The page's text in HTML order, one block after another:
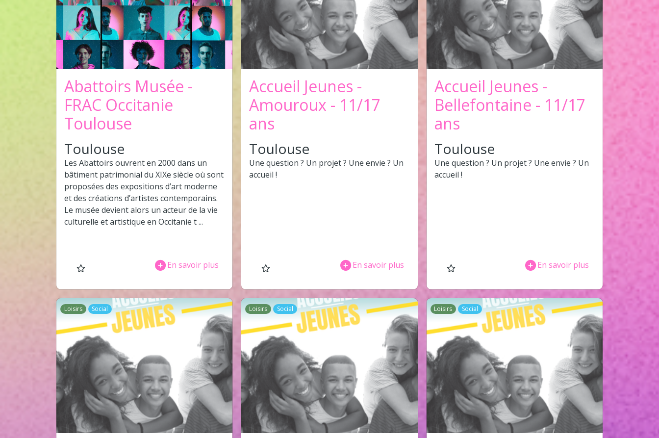
Abattoirs Musée -
FRAC Occitanie
Toulouse
Toulouse
Les Abattoirs ouvrent en 2000 dans un
bâtiment patrimonial du XIXe siècle où sont
proposées des expositions d’art moderne
et des créations d’artistes contemporains.
Le musée devient alors un acteur de la vie
culturelle et artistique en Occitanie t ...
En savoir plus
Accueil Jeunes -
Amouroux - 11/17
ans
Toulouse
Une question ? Un projet ? Une envie ? Un
accueil !
En savoir plus
Accueil Jeunes -
Bellefontaine - 11/17
ans
Toulouse
Une question ? Un projet ? Une envie ? Un
accueil !
En savoir plus
Loisirs Social Loisirs Social Loisirs Social